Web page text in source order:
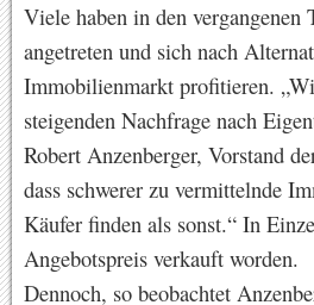
Viele haben in den vergangenen
angetreten und sich nach
Immobilienmarkt profitieren.
steigenden Nachfrage nach
Robert Anzenberger, Vorstand
dass schwerer zu vermittelnde
Käufer finden als sonst.“ In
Angebotspreis verkauft worden.
Dennoch, so beobachtet